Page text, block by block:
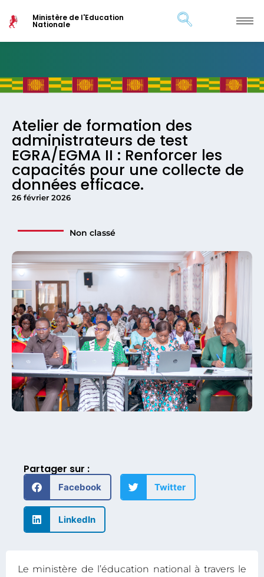
Ministère de l'Education
Nationale
Atelier de formation des
administrateurs de test
EGRA/EGMA II : Renforcer les
capacités pour une collecte de
données efficace.
26 février 2026
Non classé
Partager sur :
Facebook Twitter
LinkedIn
Le ministère de l’éducation national à travers le